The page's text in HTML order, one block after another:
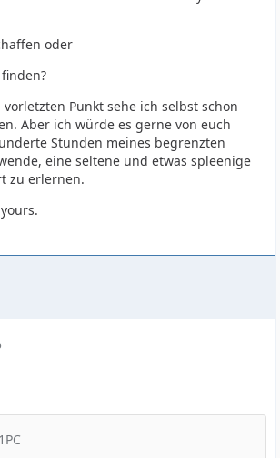
oder
vorletzten Punkt sehe ich selbst schon
Aber ich würde es gerne von euch
Stunden meines begrenzten
eine seltene und etwas spleenige
zu erlernen.